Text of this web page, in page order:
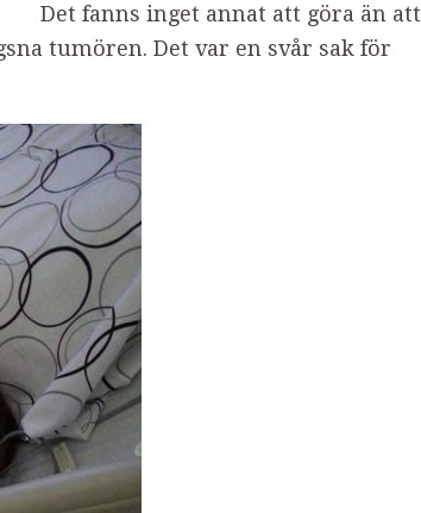
Det fanns inget annat att göra än att
tumören. Det var en svår sak för